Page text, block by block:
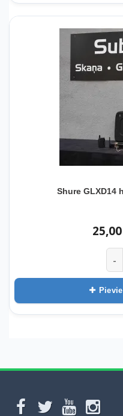
Shure GLXD14
-